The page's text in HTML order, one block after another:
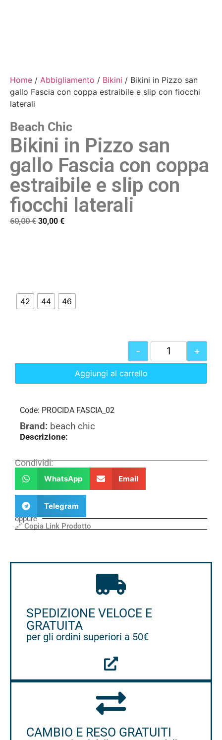
Home / Abbigliamento / Bikini / Bikini in Pizzo san
gallo Fascia con coppa estraibile e slip con fiocchi
laterali
Beach Chic
Bikini in Pizzo san
gallo Fascia con coppa
estraibile e slip con
fiocchi laterali
60,00€ 30,00 €
42 44 46
- +
Aggiungi al carrello
Code: PROCIDA FASCIA_02
Brand: beach chic
Descrizione:
Condividi:
WhatsApp Email
Telegram
oppure
🔗 Copia Link Prodotto
SPEDIZIONE VELOCE E
GRATUITA
per gli ordini superiori a 50€
CAMBIO E RESO GRATUITI